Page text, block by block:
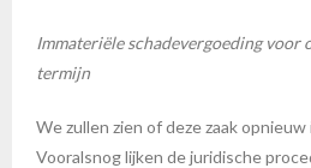
Immateriële schadevergoeding
termijn
We zullen zien of deze zaak
Vooralsnog lijken de juridische